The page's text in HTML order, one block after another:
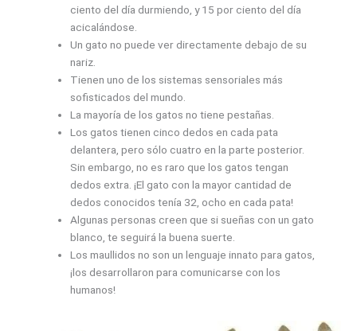
ciento del día durmiendo, y 15 por ciento del día
acicalándose.
Un gato no puede ver directamente debajo de su
nariz.
Tienen uno de los sistemas sensoriales más
sofisticados del mundo.
La mayoría de los gatos no tiene pestañas.
Los gatos tienen cinco dedos en cada pata
delantera, pero sólo cuatro en la parte posterior.
Sin embargo, no es raro que los gatos tengan
dedos extra. ¡El gato con la mayor cantidad de
dedos conocidos tenía 32, ocho en cada pata!
Algunas personas creen que si sueñas con un gato
blanco, te seguirá la buena suerte.
Los maullidos no son un lenguaje innato para gatos,
¡los desarrollaron para comunicarse con los
humanos!